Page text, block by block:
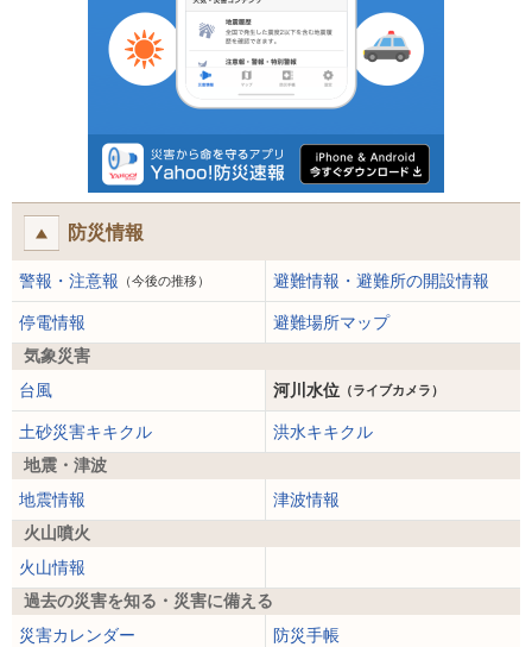
防災情報
警報・注意報 （今後の推移） 避難情報・避難所の開設情報
停電情報
避難場所マップ
気象災害
台風
河川水位 （ライブカメラ）
土砂災害キキクル
洪水キキクル
地震・津波
地震情報
津波情報
火山噴火
火山情報
過去の災害を知る・災害に備える
災害カレンダー
防災手帳